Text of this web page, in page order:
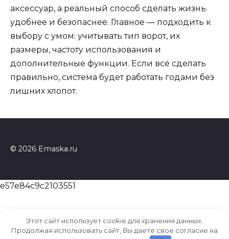
аксессуар, а реальный способ сделать жизнь
удобнее и безопаснее. Главное — подходить к
выбору с умом: учитывать тип ворот, их
размеры, частоту использования и
дополнительные функции. Если всё сделать
правильно, система будет работать годами без
лишних хлопот.
© 2026 Emaska.ru
e57e84c9c2103551
Этот сайт использует cookie для хранения данных.
Продолжая использовать сайт, Вы даете свое согласие на